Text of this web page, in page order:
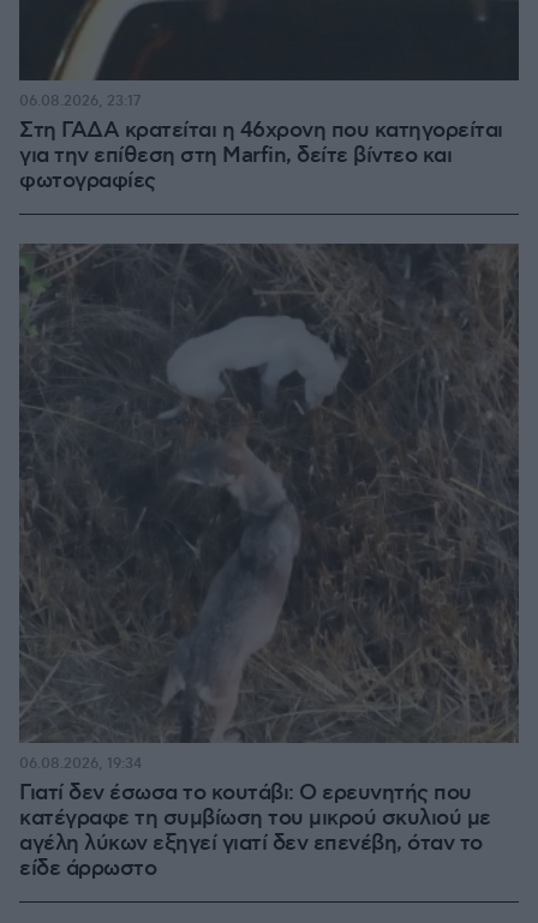
Στη ΓΑΔΑ κρατείται η 46χρονη που κατηγορείται
για την επίθεση στη Marfin, δείτε βίντεο και
φωτογραφίες
06.08.2026, 23:17
Γιατί δεν έσωσα το κουτάβι: Ο ερευνητής που
κατέγραφε τη συμβίωση του μικρού σκυλιού με
αγέλη λύκων εξηγεί γιατί δεν επενέβη, όταν το
είδε άρρωστο
06.08.2026, 19:34